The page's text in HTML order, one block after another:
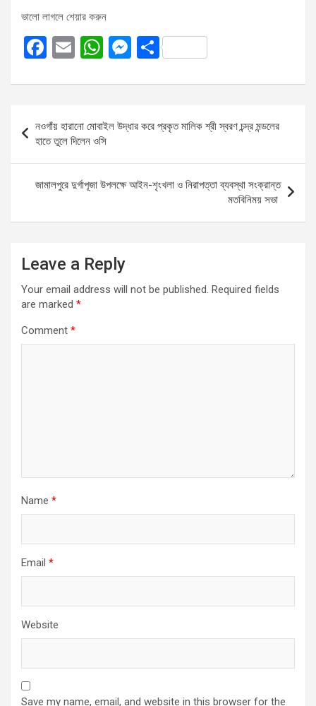
ভালো লাগলে শেয়ার করুন
F
ce
b
o
o
k
E
ail
W
at
s
A
p
p
M
se
g
er
S
ar
navigation
নওগাঁয় হারানো মোবাইল উদ্ধার করে প্রকৃত মালিক শ্রী স্বরণ চন্দ্র মন্ডলের
হাতে তুলে দিলেন ওসি
জামালপুরে দুর্গাপূজা উপলক্ষে আইন-শৃংখলা ও নিরাপত্তা ব্যবস্থা সংক্রান্ত
মতবিনিময় সভা
Leave a Reply
Your email address will not be published. Required fields
are marked *
Comment *
Name *
Email *
Website
Save my name, email, and website in this browser for the